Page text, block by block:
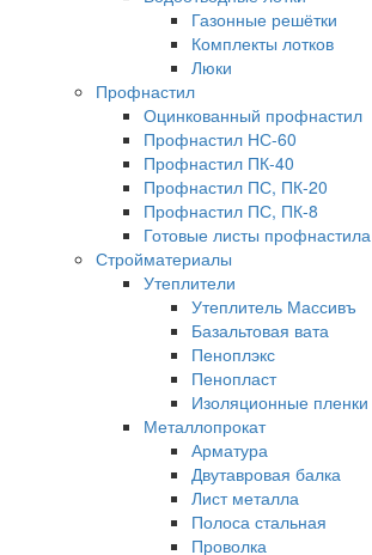
Газонные решётки
Комплекты лотков
Люки
Профнастил
Оцинкованный профнастил
Профнастил НС-60
Профнастил ПК-40
Профнастил ПС, ПК-20
Профнастил ПС, ПК-8
Готовые листы профнастила
Стройматериалы
Утеплители
Утеплитель Массивъ
Базальтовая вата
Пеноплэкс
Пенопласт
Изоляционные пленки
Металлопрокат
Арматура
Двутавровая балка
Лист металла
Полоса стальная
Проволка